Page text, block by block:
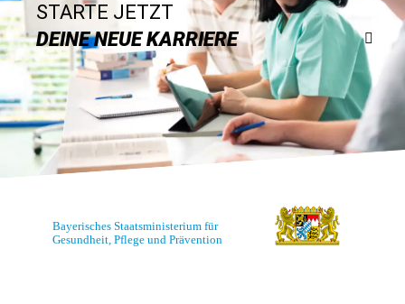
STARTE JETZT
DEINE NEUE KARRIERE